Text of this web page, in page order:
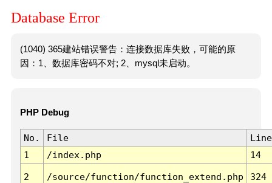
Database Error
(1040) 365建站错误警告：连接数据库失败，可能的原
因：1、数据库密码不对; 2、mysql未启动。
PHP Debug
No. File
Line
1
/index.php 14
2 /source/function/function_extend.php 324